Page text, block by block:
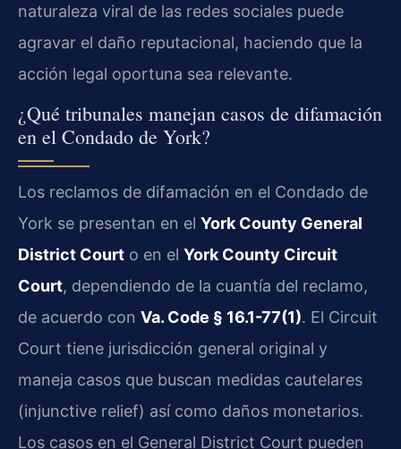
naturaleza viral de las redes sociales puede
agravar el daño reputacional, haciendo que la
acción legal oportuna sea relevante.
¿Qué tribunales manejan casos de difamación
en el Condado de York?
Los reclamos de difamación en el Condado de
York se presentan en el York County General
District Court o en el York County Circuit
Court, dependiendo de la cuantía del reclamo,
de acuerdo con Va. Code § 16.1-77(1). El Circuit
Court tiene jurisdicción general original y
maneja casos que buscan medidas cautelares
(injunctive relief) así como daños monetarios.
Los casos en el General District Court pueden